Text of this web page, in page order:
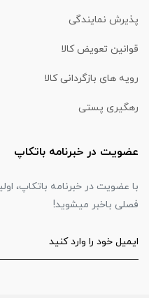
پذیرش نمایندگی
قوانین تعویض کالا
رویه های بازگردانی کالا
رهگیری پستی
عضویت در خبرنامه باتکاپ
با عضویت در خبرنامه باتکاپ،
فصلی باخبر میشوید!